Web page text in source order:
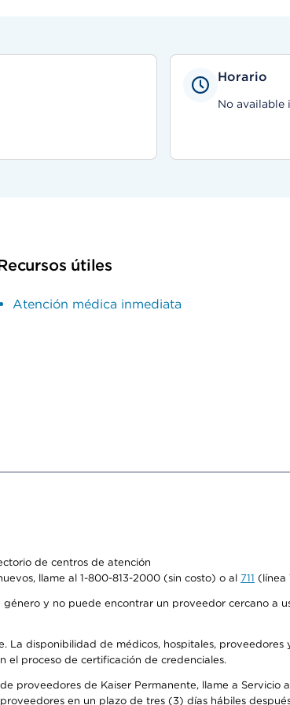
Horario
No
útiles
Atención médica inmediata
de centros de atención
llame al 1-800-813-2000 (sin costo) o al 711 (línea
y no puede encontrar un proveedor cercano a
disponibilidad de médicos, hospitales,
el proceso de certificación de credenciales.
proveedores de Kaiser Permanente, llame a Servicio
en un plazo de tres (3) días hábiles